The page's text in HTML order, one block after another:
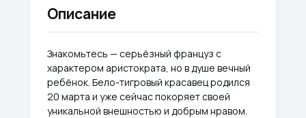
Описание
Знакомьтесь — серьёзный француз с
характером аристократа, но в душе вечный
ребёнок. Бело-тигровый красавец родился
20 марта и уже сейчас покоряет своей
уникальной внешностью и добрым нравом.